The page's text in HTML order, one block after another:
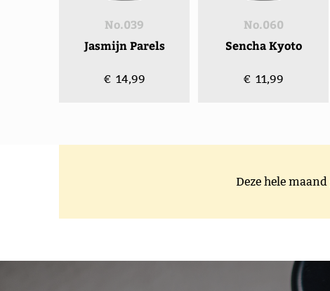
No.039
Jasmijn Parels
€ 14,99
No.060
Sencha Kyoto
€ 11,99
Deze hele maand